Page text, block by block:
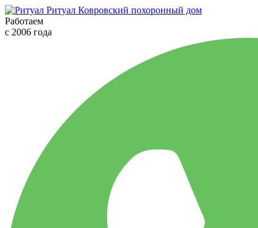
Ритуал Ковровский похоронный дом
Работаем
с 2006 года